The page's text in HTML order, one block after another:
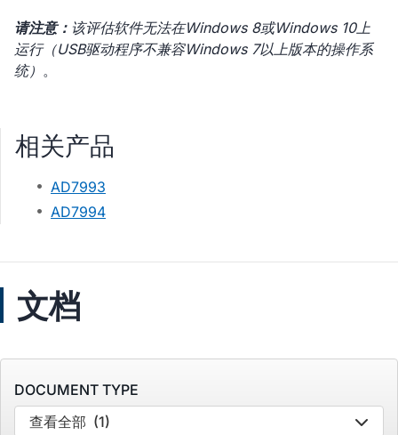
请注意： 该评估软件无法在Windows 8或Windows 10上
运行（USB驱动程序不兼容Windows 7以上版本的操作系
统） 。
相关产品
AD7993
AD7994
文档
DOCUMENT TYPE
查看全部 (1)